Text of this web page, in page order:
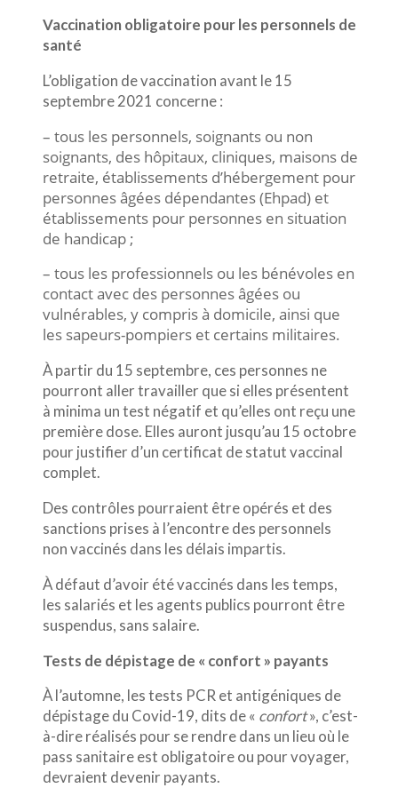
Vaccination obligatoire pour les personnels de
santé
L’obligation de vaccination avant le 15
septembre 2021 concerne :
– tous les personnels, soignants ou non
soignants, des hôpitaux, cliniques, maisons de
retraite, établissements d’hébergement pour
personnes âgées dépendantes (Ehpad) et
établissements pour personnes en situation
de handicap ;
– tous les professionnels ou les bénévoles en
contact avec des personnes âgées ou
vulnérables, y compris à domicile, ainsi que
les sapeurs-pompiers et certains militaires.
À partir du 15 septembre, ces personnes ne
pourront aller travailler que si elles présentent
à minima un test négatif et qu’elles ont reçu une
première dose. Elles auront jusqu’au 15 octobre
pour justifier d’un certificat de statut vaccinal
complet.
Des contrôles pourraient être opérés et des
sanctions prises à l’encontre des personnels
non vaccinés dans les délais impartis.
À défaut d’avoir été vaccinés dans les temps,
les salariés et les agents publics pourront être
suspendus, sans salaire.
Tests de dépistage de « confort » payants
À l’automne, les tests PCR et antigéniques de
dépistage du Covid-19, dits de « confort», c’est-
à-dire réalisés pour se rendre dans un lieu où le
pass sanitaire est obligatoire ou pour voyager,
devraient devenir payants.